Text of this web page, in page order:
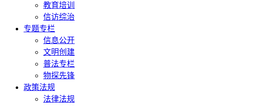
教育培训
信访综治
专题专栏
信息公开
文明创建
普法专栏
物探先锋
政策法规
法律法规